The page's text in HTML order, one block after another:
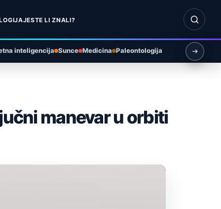
JESTE LI ZNALI?
Otvori
inteligencija Sunce Medicina Paleontologija
manevar u orbiti